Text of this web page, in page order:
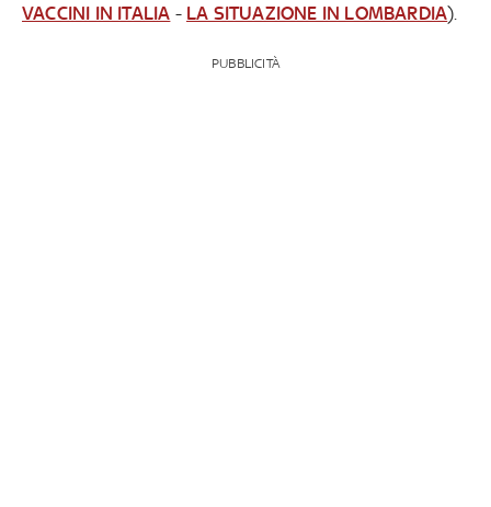
VACCINI IN ITALIA - LA SITUAZIONE IN LOMBARDIA).
PUBBLICITÀ